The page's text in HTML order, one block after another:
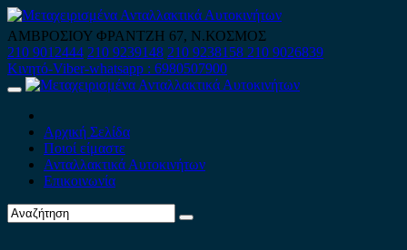
Skip
to
content
ΑΜΒΡΟΣΙΟΥ ΦΡΑΝΤΖΗ 67, Ν.ΚΟΣΜΟΣ
210 9012444 210 9239148 210 9238158 210 9026839
Κινητό-Viber-whatsapp : 6980507900
Primary
Αρχική Σελίδα
Ποιοί είμαστε
Ανταλλακτικά Αυτοκινήτων
Επικοινωνία